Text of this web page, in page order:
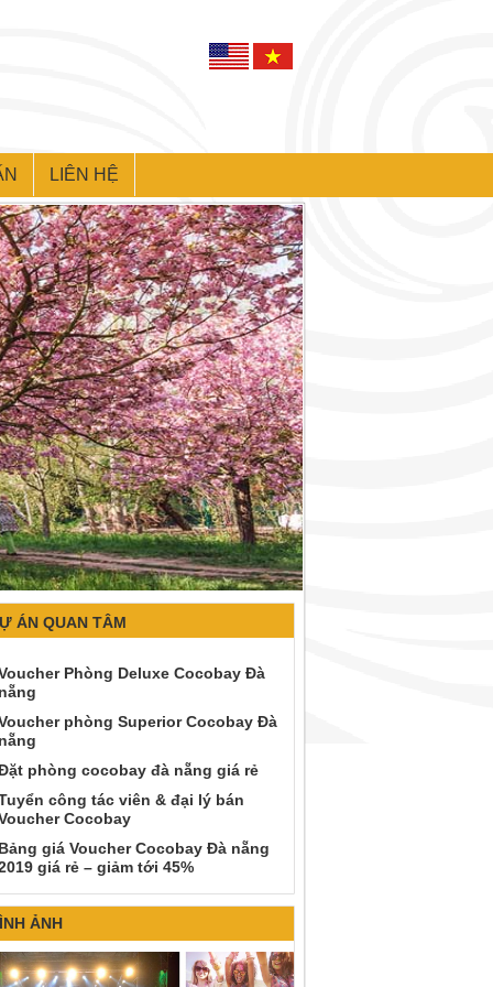
LIÊN HỆ
ÁN QUAN TÂM
Phòng Deluxe Cocobay Đà
phòng Superior Cocobay Đà
phòng cocobay đà nẵng giá rẻ
công tác viên & đại lý bán
Cocobay
giá Voucher Cocobay Đà nẵng
giá rẻ – giảm tới 45%
ẢNH